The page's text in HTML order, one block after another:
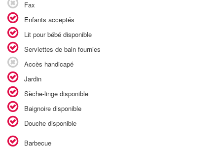
Fax
Enfants acceptés
Lit pour bébé disponible
Serviettes de bain fournies
Accès handicapé
Jardin
Sèche-linge disponible
Baignoire disponible
Douche disponible
Barbecue